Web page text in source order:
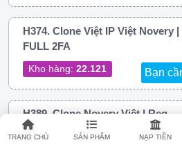
Bạn
TRANG CHỦ SẢN PHẨM NẠP TIỀN
H374. Clone Việt IP Việt Novery |
FULL 2FA
Kho hàng: 22.121
H389. Clone Novery Việt | Reg
Phone Android